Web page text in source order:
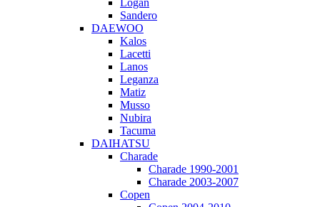
Sandero
DAEWOO
Kalos
Lacetti
Lanos
Leganza
Matiz
Musso
Nubira
Tacuma
DAIHATSU
Charade
Charade 1990-2001
Charade 2003-2007
Copen